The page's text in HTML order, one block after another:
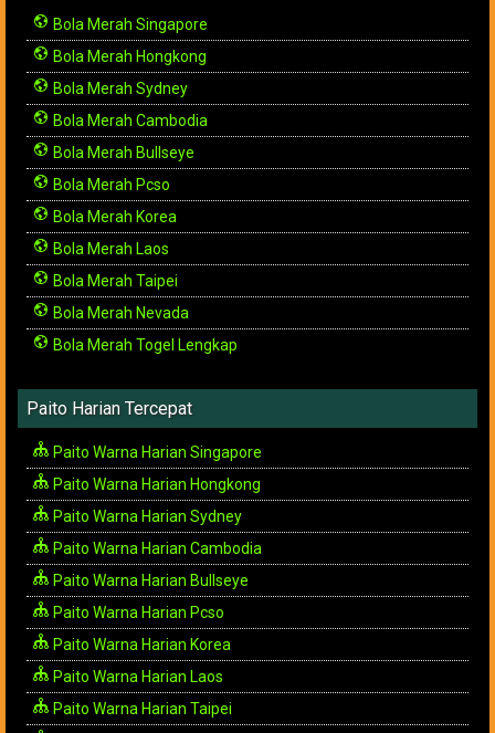
Bola Merah Singapore
Bola Merah Hongkong
Bola Merah Sydney
Bola Merah Cambodia
Bola Merah Bullseye
Bola Merah Pcso
Bola Merah Korea
Bola Merah Laos
Bola Merah Taipei
Bola Merah Nevada
Bola Merah Togel Lengkap
Paito Harian Tercepat
Paito Warna Harian Singapore
Paito Warna Harian Hongkong
Paito Warna Harian Sydney
Paito Warna Harian Cambodia
Paito Warna Harian Bullseye
Paito Warna Harian Pcso
Paito Warna Harian Korea
Paito Warna Harian Laos
Paito Warna Harian Taipei